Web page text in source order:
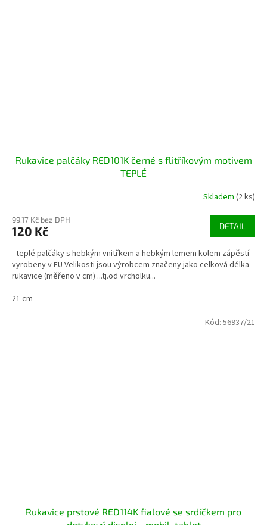
Rukavice palčáky RED101K černé s flitříkovým motivem
TEPLÉ
Skladem (2 ks)
99,17 Kč bez DPH
120 Kč DETAIL
- teplé palčáky s hebkým vnitřkem a hebkým lemem kolem zápěstí-
vyrobeny v EU Velikosti jsou výrobcem značeny jako celková délka
rukavice (měřeno v cm) ...tj.od vrcholku...
21 cm
Rukavice prstové RED114K fialové se srdíčkem pro
Kód: 56937/21